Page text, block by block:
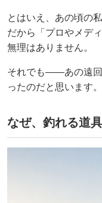
とはいえ、あの頃の
だから「プロやメデ
無理はありません。
それでも——あの遠回
ったのだと思います。
なぜ、釣れる道